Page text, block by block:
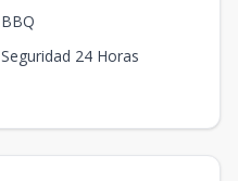
BBQ
Seguridad 24 Horas